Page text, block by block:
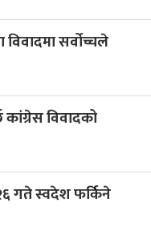
सर्वोच्चले
विवादको
गते स्वदेश फर्किने